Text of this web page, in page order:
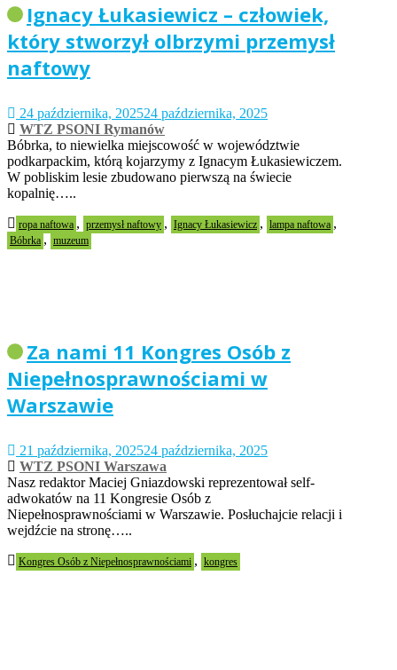
Ignacy Łukasiewicz – człowiek,
który stworzył olbrzymi przemysł
naftowy
24 października, 202524 października, 2025
WTZ PSONI Rymanów
Bóbrka, to niewielka miejscowość w województwie
podkarpackim, którą kojarzymy z Ignacym Łukasiewiczem.
W pobliskim lesie zbudowano pierwszą na świecie
kopalnię…..
ropa naftowa , przemysł naftowy , Ignacy Łukasiewicz , lampa naftowa ,
Bóbrka , muzeum
Za nami 11 Kongres Osób z
Niepełnosprawnościami w
Warszawie
21 października, 202524 października, 2025
WTZ PSONI Warszawa
Nasz redaktor Maciej Gniazdowski reprezentował self-
adwokatów na 11 Kongresie Osób z
Niepełnosprawnościami w Warszawie. Posłuchajcie relacji i
wejdźcie na stronę…..
Kongres Osób z Niepełnosprawnościami , kongres